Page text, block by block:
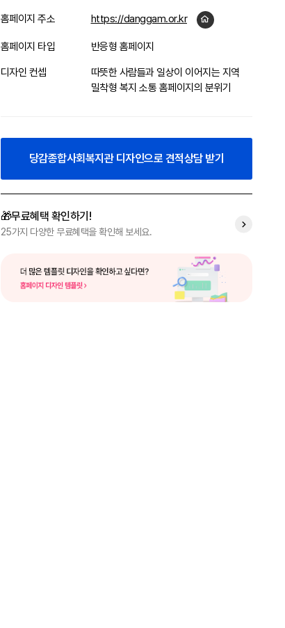
홈페이지 주소 https://danggam.or.kr
홈페이지 타입 반응형 홈페이지
디자인 컨셉
따뜻한 사람들과 일상이 이어지는 지역
밀착형 복지 소통 홈페이지의 분위기
당감종합사회복지관 디자인으로 견적상담 받기
🎁무료혜택 확인하기!
25가지 다양한 무료혜택을 확인해 보세요.